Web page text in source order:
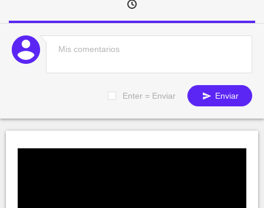
Enter = Enviar Enviar